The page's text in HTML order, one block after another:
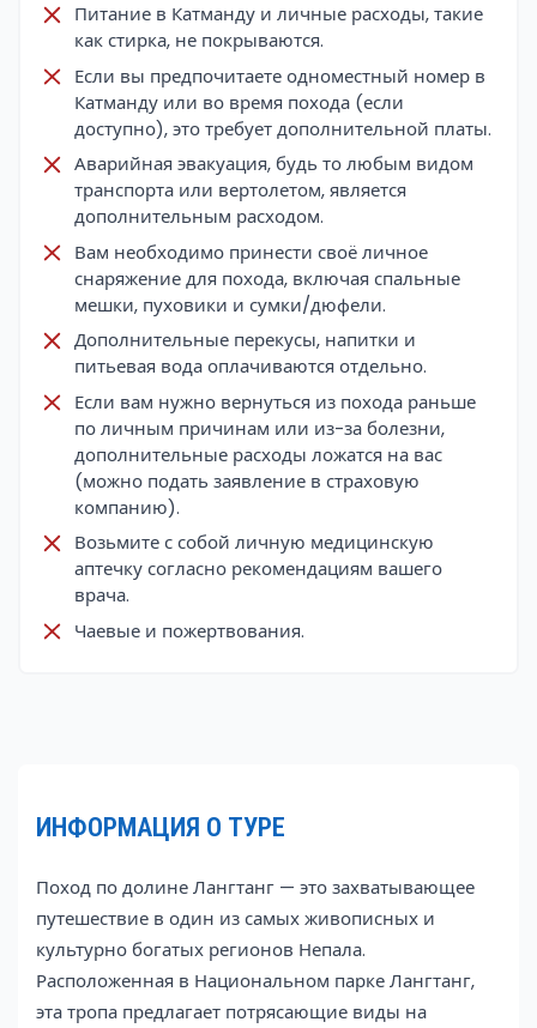
Питание в Катманду и личные расходы, такие
как стирка, не покрываются.
Если вы предпочитаете одноместный номер в
Катманду или во время похода (если
доступно), это требует дополнительной платы.
Аварийная эвакуация, будь то любым видом
транспорта или вертолетом, является
дополнительным расходом.
Вам необходимо принести своё личное
снаряжение для похода, включая спальные
мешки, пуховики и сумки/дюфели.
Дополнительные перекусы, напитки и
питьевая вода оплачиваются отдельно.
Если вам нужно вернуться из похода раньше
по личным причинам или из-за болезни,
дополнительные расходы ложатся на вас
(можно подать заявление в страховую
компанию).
Возьмите с собой личную медицинскую
аптечку согласно рекомендациям вашего
врача.
Чаевые и пожертвования.
ИНФОРМАЦИЯ О ТУРЕ
Поход по долине Лангтанг — это захватывающее
путешествие в один из самых живописных и
культурно богатых регионов Непала.
Расположенная в Национальном парке Лангтанг,
эта тропа предлагает потрясающие виды на